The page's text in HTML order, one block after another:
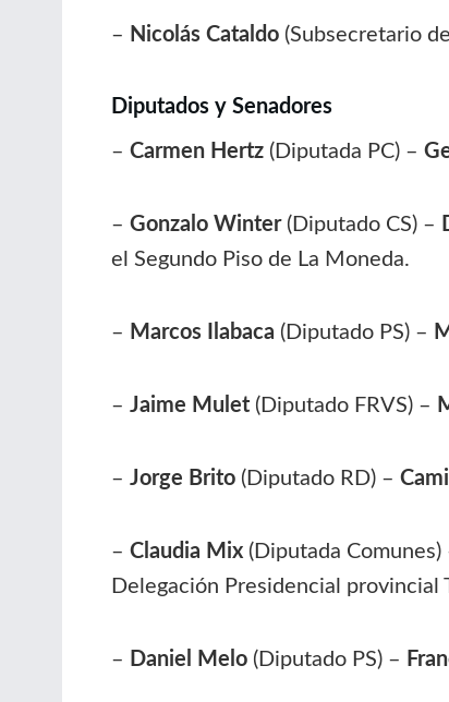
– Nicolás Cataldo (Subsecretario
Diputados y Senadores
– Carmen Hertz (Diputada PC) –
– Gonzalo Winter(Diputado CS) –
el Segundo Piso de La Moneda.
– Marcos Ilabaca (Diputado PS) –
– Jaime Mulet (Diputado FRVS) –
– Jorge Brito (Diputado RD) –
– Claudia Mix(Diputada Comunes)
Delegación Presidencial provincial
– Daniel Melo (Diputado PS) –